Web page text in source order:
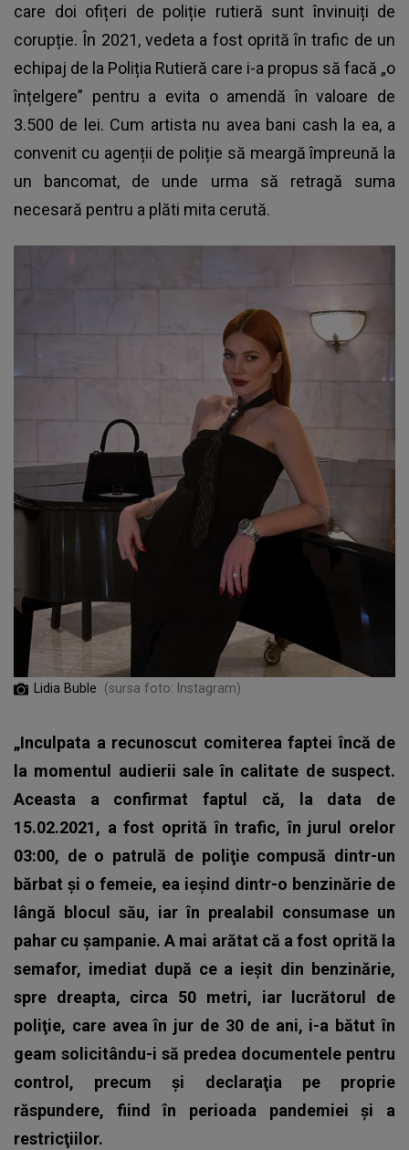
care doi ofițeri de poliție rutieră sunt învinuiți de
corupție. În 2021, vedeta a fost oprită în trafic de un
echipaj de la Poliția Rutieră care i-a propus să facă „o
înțelgere” pentru a evita o amendă în valoare de
3.500 de lei. Cum artista nu avea bani cash la ea, a
convenit cu agenții de poliție să meargă împreună la
un bancomat, de unde urma să retragă suma
necesară pentru a plăti mita cerută.
Lidia Buble (sursa foto: Instagram)
„Inculpata a recunoscut comiterea faptei încă de
la momentul audierii sale în calitate de suspect.
Aceasta a confirmat faptul că, la data de
15.02.2021, a fost oprită în trafic, în jurul orelor
03:00, de o patrulă de poliţie compusă dintr-un
bărbat şi o femeie, ea ieşind dintr-o benzinărie de
lângă blocul său, iar în prealabil consumase un
pahar cu şampanie. A mai arătat că a fost oprită la
semafor, imediat după ce a ieşit din benzinărie,
spre dreapta, circa 50 metri, iar lucrătorul de
poliţie, care avea în jur de 30 de ani, i-a bătut în
geam solicitându-i să predea documentele pentru
control, precum şi declaraţia pe proprie
răspundere, fiind în perioada pandemiei şi a
restricţiilor.